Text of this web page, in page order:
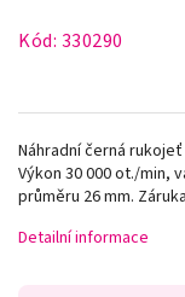
Kód: 330290
Náhradní černá
Výkon 30 000 ot./min,
průměru 26 mm.
Detailní informace